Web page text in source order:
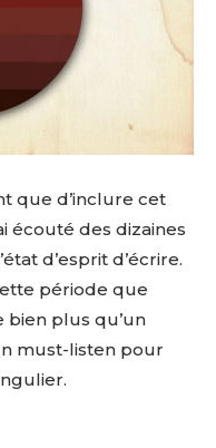
que d’inclure cet
écouté des dizaines
d’esprit d’écrire.
période que
bien plus qu’un
must-listen pour